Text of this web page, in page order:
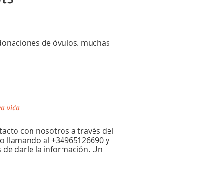
de óvulos. muchas
vida
con nosotros a través del
llamando al +34965126690 y
darle la información. Un